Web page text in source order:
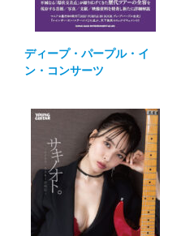
ディープ・パープル・イ
ン・コンサーツ